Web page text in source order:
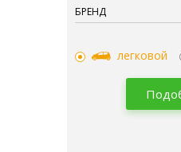
БРЕНД
легковой